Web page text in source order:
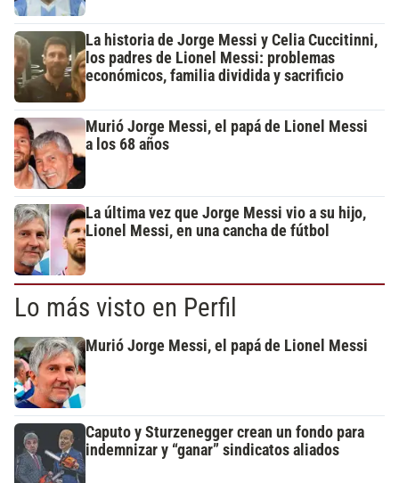
La historia de Jorge Messi y Celia Cuccitinni,
los padres de Lionel Messi: problemas
económicos, familia dividida y sacrificio
Murió Jorge Messi, el papá de Lionel Messi
a los 68 años
La última vez que Jorge Messi vio a su hijo,
Lionel Messi, en una cancha de fútbol
Lo más visto en Perfil
Murió Jorge Messi, el papá de Lionel Messi
Caputo y Sturzenegger crean un fondo para
indemnizar y “ganar” sindicatos aliados